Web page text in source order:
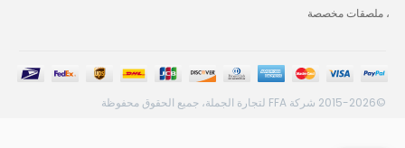
، ملصقات مخصصة
©2015-2026 شركة FFA لتجارة الجملة، جميع الحقوق محفوظة